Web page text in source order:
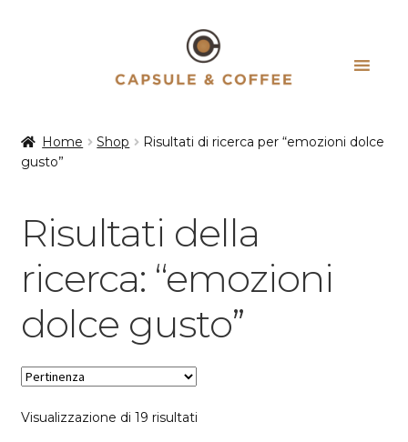
Home Shop
Risultati di ricerca per “emozioni dolce
gusto”
Risultati della
ricerca: “emozioni
dolce gusto”
Visualizzazione di 19 risultatiPopolarità